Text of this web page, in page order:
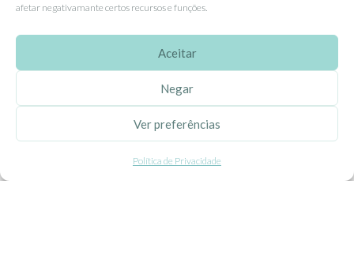
afetar negativamante certos recursos e funções.
Aceitar
Negar
Ver preferências
Política de Privacidade
Entregas
Trocas e Devoluções